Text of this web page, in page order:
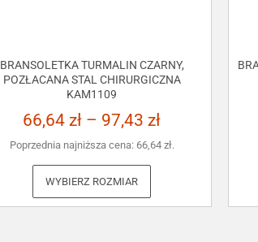
BRANSOLETKA TURMALIN CZARNY,
POZŁACANA STAL CHIRURGICZNA
KAM1109
66,64 zł – 97,43 zł
Poprzednia najniższa cena: 66,64 zł.
WYBIERZ ROZMIAR